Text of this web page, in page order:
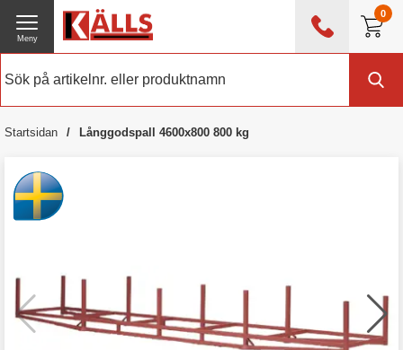
0
0476 - 214 80
Meny
Startsidan Långgodspall 4600x800 800 kg